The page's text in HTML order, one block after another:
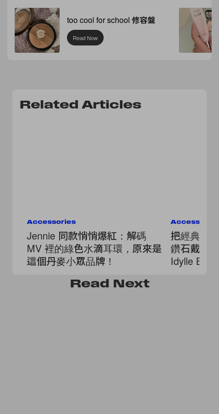
too cool for school 修容盤
Read Now
Related Articles
Accessories
Jennie 同款悄悄爆紅：解碼
MV 裡的綠色水滴耳環，原來是
這個丹麥小眾品牌！
把經典的
鑽石戴在
Idylle
Read Next